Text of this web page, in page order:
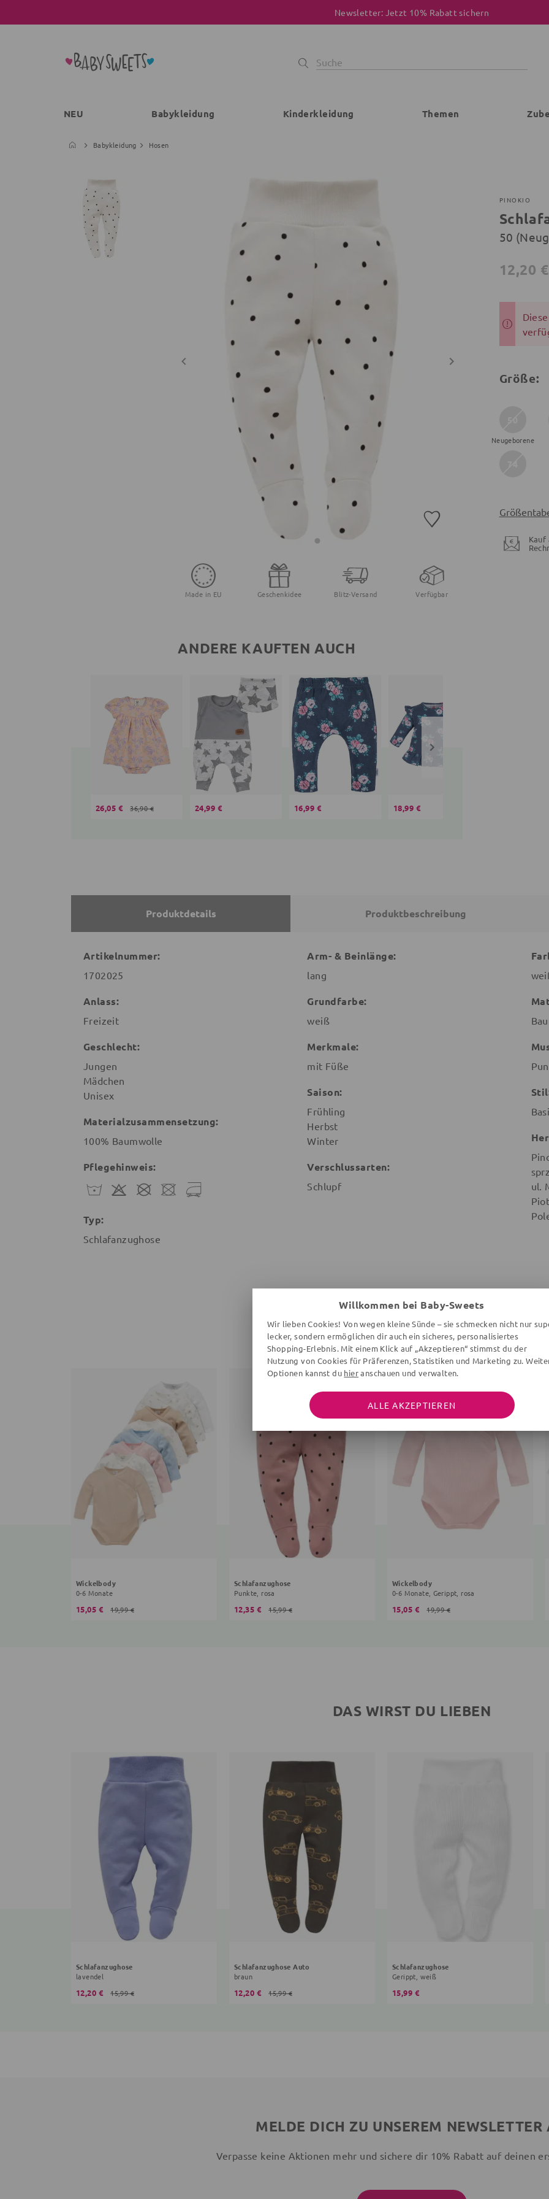
Newsletter: Jetzt 10% Rabatt sichern
NEU Babykleidung Kinderkleidung Themen
Babykleidung Hosen
Made in EU Geschenkidee Blitz-Versand Verfügbar
ANDERE KAUFTEN AUCH
26,05 € 36,90 € 24,99 € 16,99 € 18,99 €
PINOKIO
50
12,20
Größe:
Neugeborene
Kauf
Produktdetails Produktbeschreibung
Artikelnummer:
1702025
Anlass:
Freizeit
Geschlecht:
Jungen
Mädchen
Unisex
Materialzusammensetzung:
100% Baumwolle
Pflegehinweis:
Typ:
Schlafanzughose
Arm- & Beinlänge:
lang
Grundfarbe:
weiß
Merkmale:
mit Füße
Saison:
Frühling
Herbst
Winter
Verschlussarten:
Schlupf
ul.
WEITERE ARTIKEL DER MARKE
Wickelbody
0-6 Monate
15,05 € 19,99 €
Schlafanzughose
Punkte, rosa
12,35 € 15,99 €
Wickelbody
0-6 Monate, Gerippt, rosa
15,05 € 19,99 €
DAS WIRST DU LIEBEN
Schlafanzughose
lavendel
12,20 € 15,99 €
Schlafanzughose Auto
braun
12,20 € 15,99 €
Schlafanzughose
Gerippt, weiß
15,99 €
MELDE DICH ZU UNSEREM NEWSLETTER
Verpasse keine Aktionen mehr und sichere dir 10% Rabatt auf deinen
Willkommen bei Baby-Sweets
Wir lieben Cookies! Von wegen kleine Sünde – sie schmecken nicht nur
lecker, sondern ermöglichen dir auch ein sicheres, personalisiertes
Shopping-Erlebnis. Mit einem Klick auf „Akzeptieren“ stimmst du der
Nutzung von Cookies für Präferenzen, Statistiken und Marketing zu.
Optionen kannst du hieranschauen und verwalten.
ALLE AKZEPTIEREN